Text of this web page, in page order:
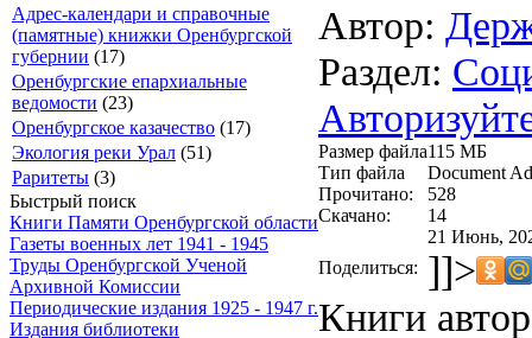
Адрес-календари и справочные
(памятные) книжки Оренбургской
губернии (17)
Оренбургские епархиальные
ведомости (23)
Оренбургское казачество (17)
Экология реки Урал (51)
Раритеты (3)
Быстрый поиск
Книги Памяти Оренбургской области
Газеты военных лет 1941 - 1945
Труды Оренбургской Ученой
Архивной Комиссии
Периодические издания 1925 - 1947 г.
Издания библиотеки
Автор:
Раздел:
Размер файла115 МБ
Тип файла
Document
Прочитано:
528
Скачано:
14
21 Июнь,
Поделиться: ]]>
Книги